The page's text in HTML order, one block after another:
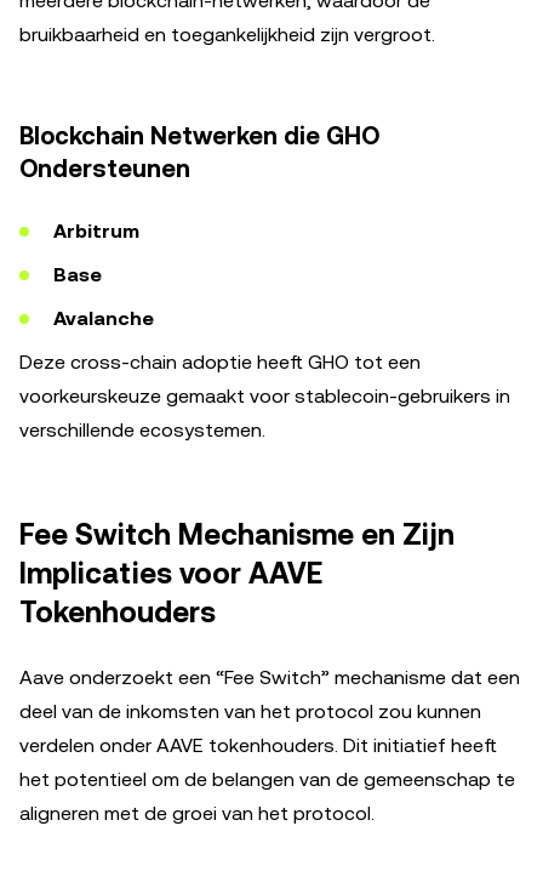
bruikbaarheid en toegankelijkheid zijn vergroot.
Blockchain Netwerken die GHO
Ondersteunen
Arbitrum
Base
Avalanche
Deze cross-chain adoptie heeft GHO tot een
voorkeurskeuze gemaakt voor stablecoin-gebruikers in
verschillende ecosystemen.
Fee Switch Mechanisme en Zijn
Implicaties voor AAVE
Tokenhouders
Aave onderzoekt een “Fee Switch” mechanisme dat een
deel van de inkomsten van het protocol zou kunnen
verdelen onder AAVE tokenhouders. Dit initiatief heeft
het potentieel om de belangen van de gemeenschap te
aligneren met de groei van het protocol.